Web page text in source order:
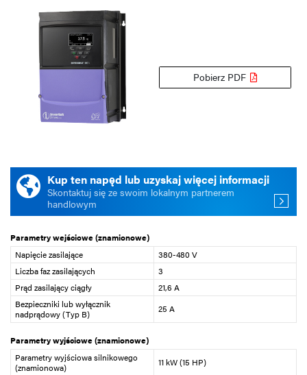
Pobierz PDF
Kup ten napęd lub uzyskaj więcej informacji
Skontaktuj się ze swoim lokalnym partnerem
handlowym
Parametry wejściowe (znamionowe)
Napięcie zasilające
380-480 V
Liczba faz zasilających
3
Prąd zasilający ciągły
21,6 A
Bezpieczniki lub wyłącznik
nadprądowy (Typ B)
25 A
Parametry wyjściowe (znamionowe)
Parametry wyjściowa silnikowego
(znamionowa)
11 kW (15 HP)